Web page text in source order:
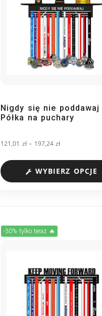
Nigdy się nie poddawaj
Półka na puchary
121,01 zł – 197,24zł
WYBIERZ OPCJE
-30% tylko teraz 🔥